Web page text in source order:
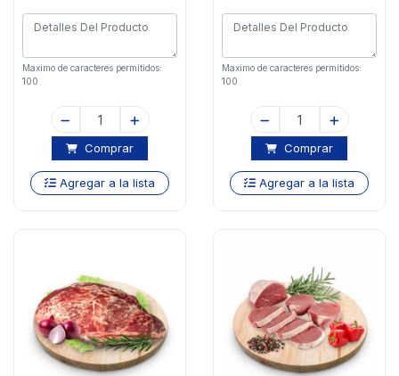
Maximo de caracteres permitidos:
100
Comprar
Agregar a la lista
Maximo de caracteres permitidos:
100
Comprar
Agregar a la lista